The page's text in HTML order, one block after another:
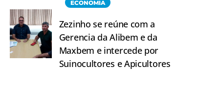
ECONOMIA
Zezinho se reúne com a
Gerencia da Alibem e da
Maxbem e intercede por
Suinocultores e Apicultores